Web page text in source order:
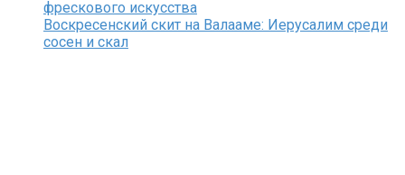
фрескового искусства
Воскресенский скит на Валааме: Иерусалим среди
сосен и скал